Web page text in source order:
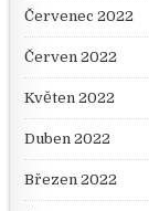
Červenec 2022
Červen 2022
Květen 2022
Duben 2022
Březen 2022